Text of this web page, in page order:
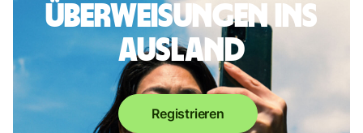
Überweisungen ins
Ausland
Registrieren